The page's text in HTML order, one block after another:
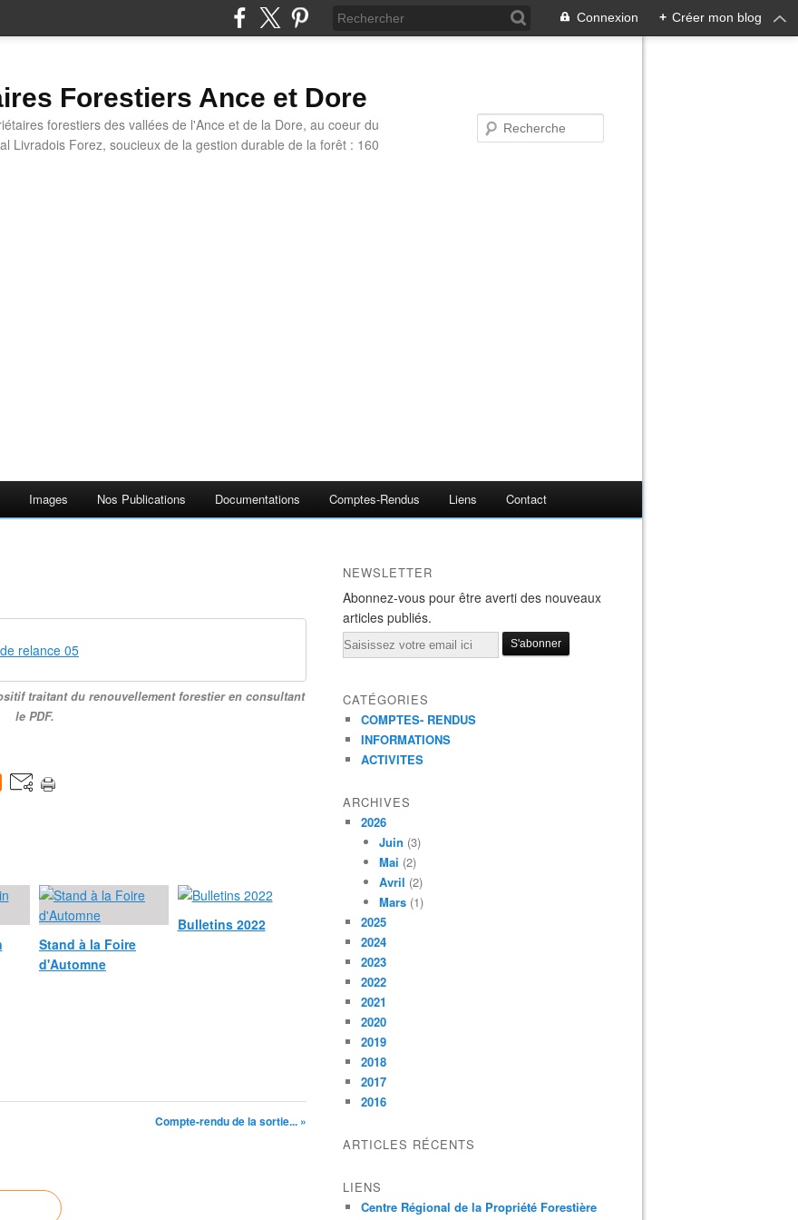
Connexion + Créer mon blog
Forestiers Ance et Dore
forestiers des vallées de l'Ance et de la Dore, au coeur du
Livradois Forez, soucieux de la gestion durable de la forêt : 160
Images Nos Publications Documentations Comptes-Rendus Liens Contact
relance 05
traitant du renouvellement forestier en consultant
le PDF.
Stand à la Foire
d'Automne
Bulletins 2022
Compte-rendu de la sortie... »
NEWSLETTER
Abonnez-vous pour être averti des nouveaux
articles publiés.
Email
CATÉGORIES
COMPTES- RENDUS
INFORMATIONS
ACTIVITES
ARCHIVES
2026
Juin (3)
Mai (2)
Avril (2)
Mars (1)
2025
2024
2023
2022
2021
2020
2019
2018
2017
2016
ARTICLES RÉCENTS
LIENS
Centre Régional de la Propriété Forestière